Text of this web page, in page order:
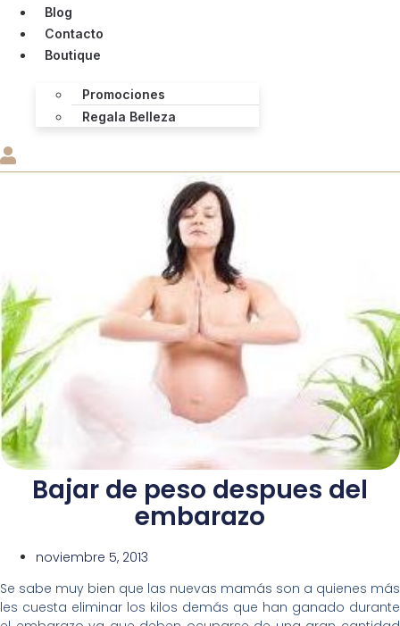
Blog
Contacto
Boutique
Promociones
Regala Belleza
Bajar de peso despues del
embarazo
noviembre 5, 2013
Se sabe muy bien que las nuevas mamás son a quienes más
les cuesta eliminar los kilos demás que han ganado durante